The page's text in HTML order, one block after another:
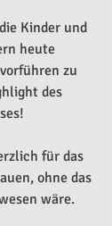
Kinder und
heute
zu
des
für das
ohne das
wäre.